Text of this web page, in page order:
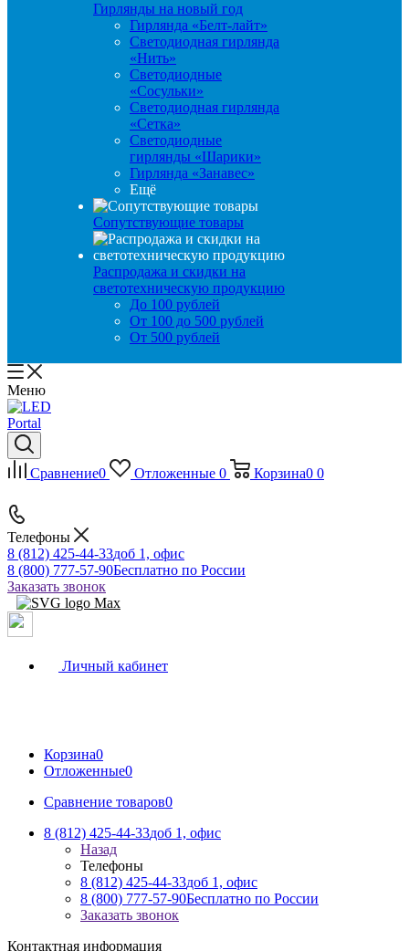
Гирлянды на новый год
Гирлянда «Белт-лайт»
Светодиодная гирлянда
«Нить»
Светодиодные
«Сосульки»
Светодиодная гирлянда
«Сетка»
Светодиодные
гирлянды «Шарики»
Гирлянда «Занавес»
Ещё
Сопутствующие товары
Распродажа и скидки на
светотехническую продукцию
До 100 рублей
От 100 до 500 рублей
От 500 рублей
Меню
Сравнение0 Отложенные 0 Корзина0 0
Телефоны
8 (812) 425-44-33доб 1, офис
8 (800) 777-57-90Бесплатно по России
Заказать звонок
Личный кабинет
Корзина0
Отложенные0
Сравнение товаров0
8 (812) 425-44-33доб 1, офис
Назад
Телефоны
8 (812) 425-44-33доб 1, офис
8 (800) 777-57-90Бесплатно по России
Заказать звонок
Контактная информация